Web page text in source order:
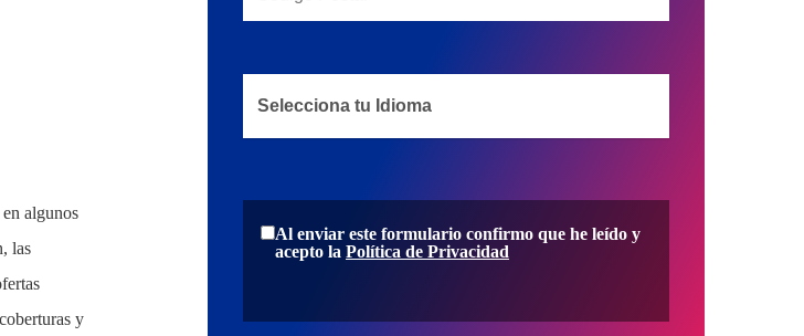
algunos
las
y
Al enviar este formulario confirmo que he leído y
acepto la Política de Privacidad